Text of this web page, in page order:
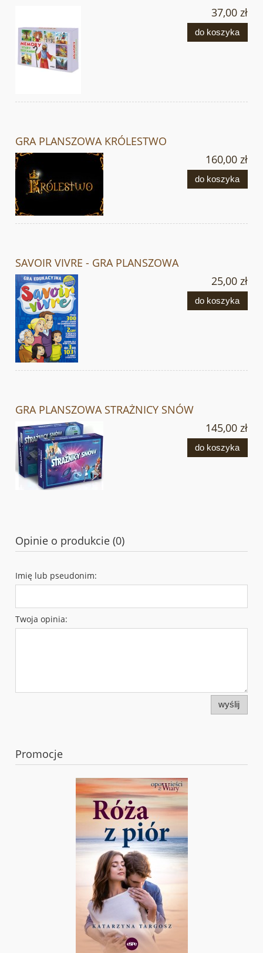
37,00 zł
do koszyka
GRA PLANSZOWA KRÓLESTWO
160,00 zł
do koszyka
SAVOIR VIVRE - GRA PLANSZOWA
25,00 zł
do koszyka
GRA PLANSZOWA STRAŻNICY SNÓW
145,00 zł
do koszyka
Opinie o produkcie (0)
Imię lub pseudonim:
Twoja opinia:
wyślij
Promocje